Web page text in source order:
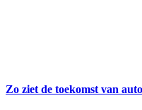
Zo ziet de toekomst van